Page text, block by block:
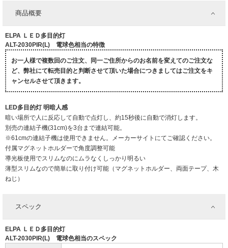
商品概要
ELPA ＬＥＤ多目的灯
ALT-2030PIR(L) 電球色相当の特徴
お一人様で複数回のご注文、同一ご住所からのお名前を変えてのご注文な
ど、弊社にて転売目的と判断させて頂いた場合につきましてはご注文をキ
ャンセルさせて頂きます。
LED多目的灯 明暗人感
暗い場所で人に反応して自動で点灯し、約15秒後に自動で消灯します。
別売の連結子機(31cm)を3台まで連結可能。
※61cmの連結子機は使用できません。メーカーサイトにてご確認ください。
付属マグネットホルダーで角度調整可能
導光板使用でスリムなのにムラなくしっかり明るい
薄型スリムなので簡単に取り付け可能（マグネットホルダー、両面テープ、木
ねじ）
スペック
ELPA ＬＥＤ多目的灯
ALT-2030PIR(L) 電球色相当のスペック